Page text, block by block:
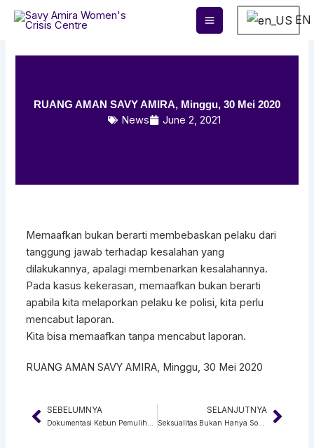
Skip
EN
RUANG AMAN SAVY AMIRA, Minggu, 30 Mei 2020
News June 2, 2021
Memaafkan bukan berarti membebaskan pelaku dari
tanggung jawab terhadap kesalahan yang
dilakukannya, apalagi membenarkan kesalahannya.
Pada kasus kekerasan, memaafkan bukan berarti
apabila kita melaporkan pelaku ke polisi, kita perlu
mencabut laporan.
Kita bisa memaafkan tanpa mencabut laporan.
RUANG AMAN SAVY AMIRA, Minggu, 30 Mei 2020
Prev
SEBELUMNYA SELANJUTNYA
Seksualitas Bukan Hanya Soal Hubungan Seks Next